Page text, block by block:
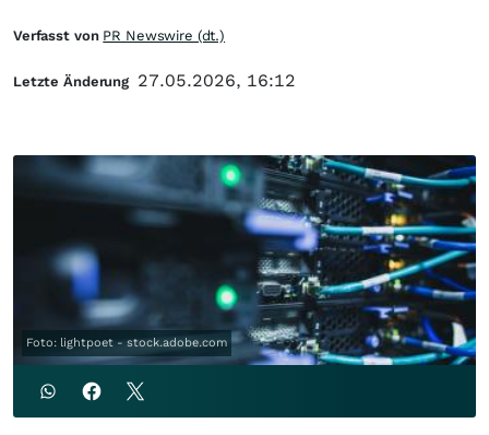
Foto: lightpoet - stock.adobe.com
Verfasst von PR Newswire (dt.)
Letzte Änderung 27.05.2026, 16:12